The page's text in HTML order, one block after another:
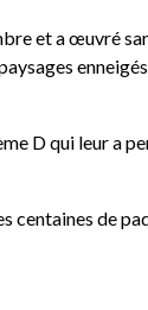
et a œuvré
D qui leur a
centaines de